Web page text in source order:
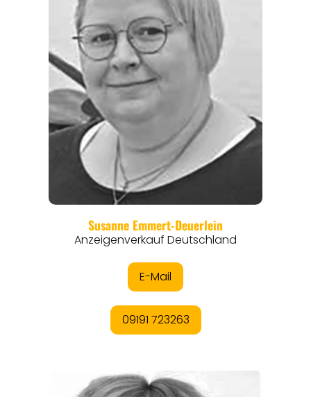
REGIONEN
ORTE
EVENTS
REISEFÜHRER
REISEMAGAZINE